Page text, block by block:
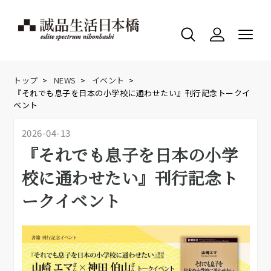
トップ > NEWS > イベント >
『それでも息子を日本の小学校に通わせたい』刊行記念トークイ
ベント
2026-04-13
『それでも息子を日本の小学
校に通わせたい』刊行記念ト
ークイベント